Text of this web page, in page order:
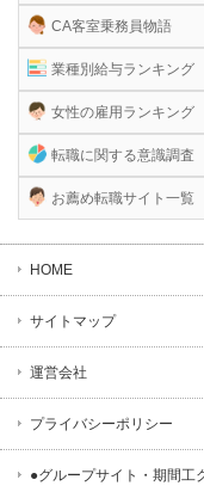
CA客室乗務員物語
業種別給与ランキング
女性の雇用ランキング
転職に関する意識調査
お薦め転職サイト一覧
HOME
サイトマップ
運営会社
プライバシーポリシー
●グループサイト・期間工